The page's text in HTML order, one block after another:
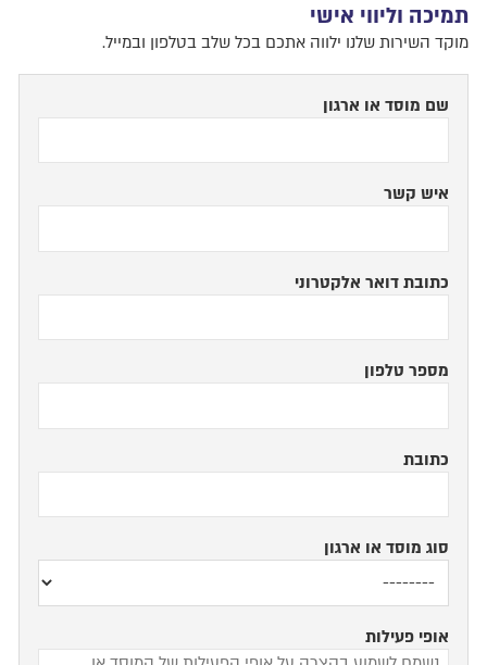
תמיכה וליווי אישי
מוקד השירות שלנו ילווה אתכם בכל שלב בטלפון ובמייל.
שם מוסד או ארגון
איש קשר
כתובת דואר אלקטרוני
מספר טלפון
כתובת
סוג מוסד או ארגון
אופי פעילות